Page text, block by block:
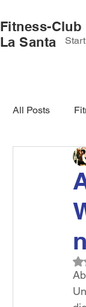
Fitness-Club
La Santa
Start
All Posts
Schlaf
Mindset &
Sexualität